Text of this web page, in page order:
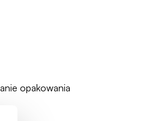
opakowania